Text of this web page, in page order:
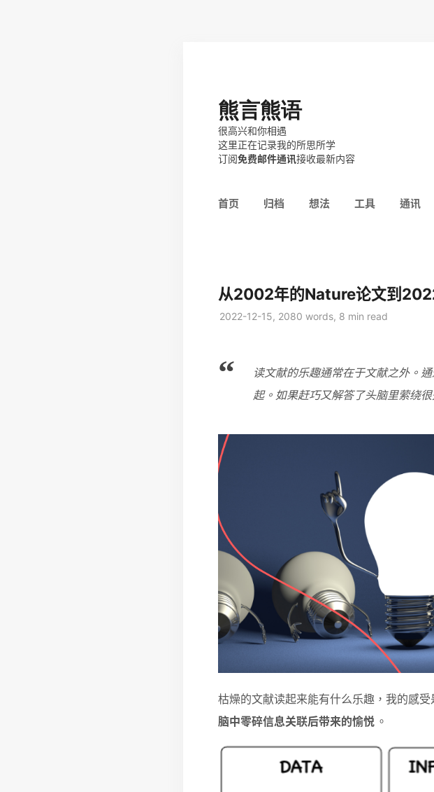
熊言熊语
很高兴和你相遇
这里正在记录我的所思所学
订阅免费邮件通讯接收最新内容
首页 归档 想法 工具 通讯
从2002年的Nature论文到
2022-12-15, 2080 words, 8 min read
读文献的乐趣通常在于文献之外。
起。如果赶巧又解答了头脑里萦绕
枯燥的文献读起来能有什么乐趣，我的感受
脑中零碎信息关联后带来的愉悦 。